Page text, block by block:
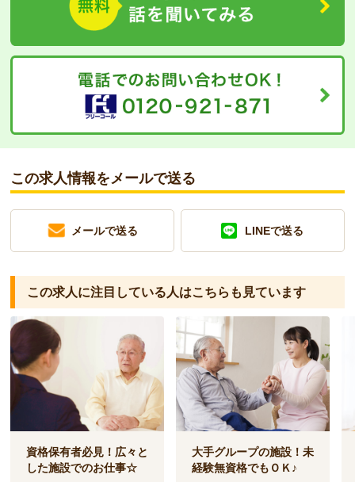
この求人情報をメールで送る
メールで送る LINEで送る
この求人に注目している人はこちらも見ています
資格保有者必見！広々と
した施設でのお仕事☆
大手グループの施設！未
経験無資格でもＯＫ♪